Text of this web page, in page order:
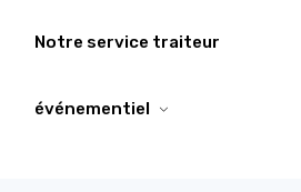
Notre service traiteur
événementiel